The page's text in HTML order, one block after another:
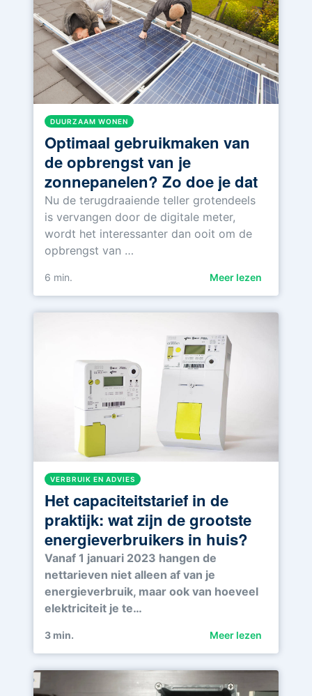
DUURZAAM WONEN
Optimaal gebruikmaken van
de opbrengst van je
zonnepanelen? Zo doe je dat
Nu de terugdraaiende teller grotendeels
is vervangen door de digitale meter,
wordt het interessanter dan ooit om de
opbrengst van …
6 min. Meer lezen
VERBRUIK EN ADVIES
Het capaciteitstarief in de
praktijk: wat zijn de grootste
energieverbruikers in huis?
Vanaf 1 januari 2023 hangen de
nettarieven niet alleen af van je
energieverbruik, maar ook van hoeveel
elektriciteit je te…
3 min. Meer lezen